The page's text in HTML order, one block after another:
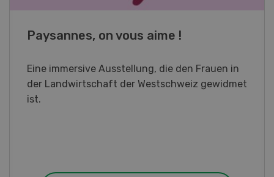
Fachkurs Aquakultur
Sind Sie in der Fischzucht tätig oder
interessieren Sie sich für das Thema? In
diesem Fall ist unser FBA-Weiterbildungskurs